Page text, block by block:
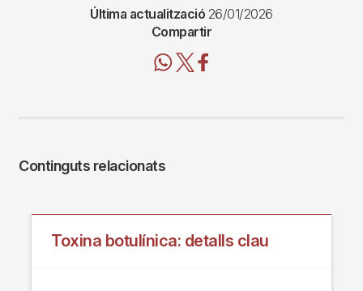
Última actualització 26/01/2026
Compartir
Continguts relacionats
Toxina botulínica: detalls clau